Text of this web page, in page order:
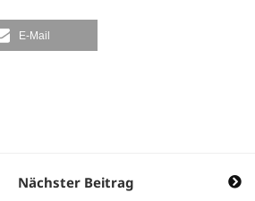
E-Mail
Nächster Beitrag